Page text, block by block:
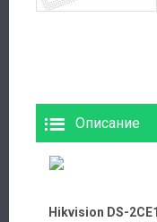
Описание
Hikvision DS-